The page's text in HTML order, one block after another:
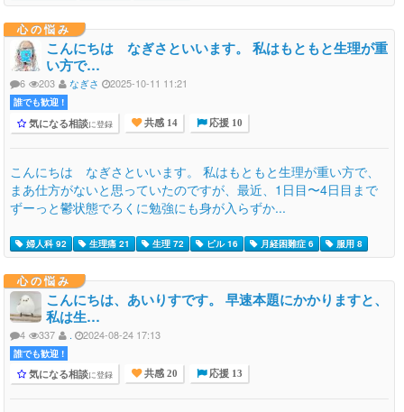
心の悩み
こんにちは なぎさといいます。 私はもともと生理が重
い方で…
6 203 なぎさ 2025-10-11 11:21
誰でも歓迎 !
気になる相談に登録 共感 14 応援 10
こんにちは なぎさといいます。 私はもともと生理が重い方で、
まあ仕方がないと思っていたのですが、最近、1日目〜4日目まで
ずーっと鬱状態でろくに勉強にも身が入らずか...
婦人科 92 生理痛 21 生理 72 ピル 16 月経困難症 6 服用 8
心の悩み
こんにちは、あいりすです。 早速本題にかかりますと、
私は生…
4 337 . 2024-08-24 17:13
誰でも歓迎 !
気になる相談に登録 共感 20 応援 13